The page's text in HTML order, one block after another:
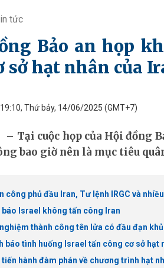
tức
Bảo an họp
sở hạt nhân của
Thứ bảy, 14/06/2025 (GMT+7)
Tại cuộc họp của Hội đồng
bao giờ nên là mục tiêu
công phủ đầu Iran, Tư lệnh IRGC và
báo Israel không tấn công Iran
thành công tên lửa có đầu đạn
báo tình huống Israel tấn công cơ sở hạt
tiến hành đàm phán về chương trình hạt